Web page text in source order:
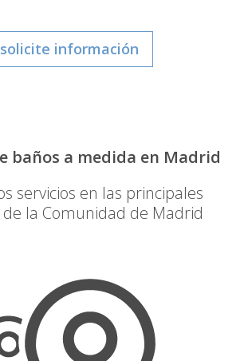
solicite información
baños a medida en Madrid
servicios en las principales
la Comunidad de Madrid